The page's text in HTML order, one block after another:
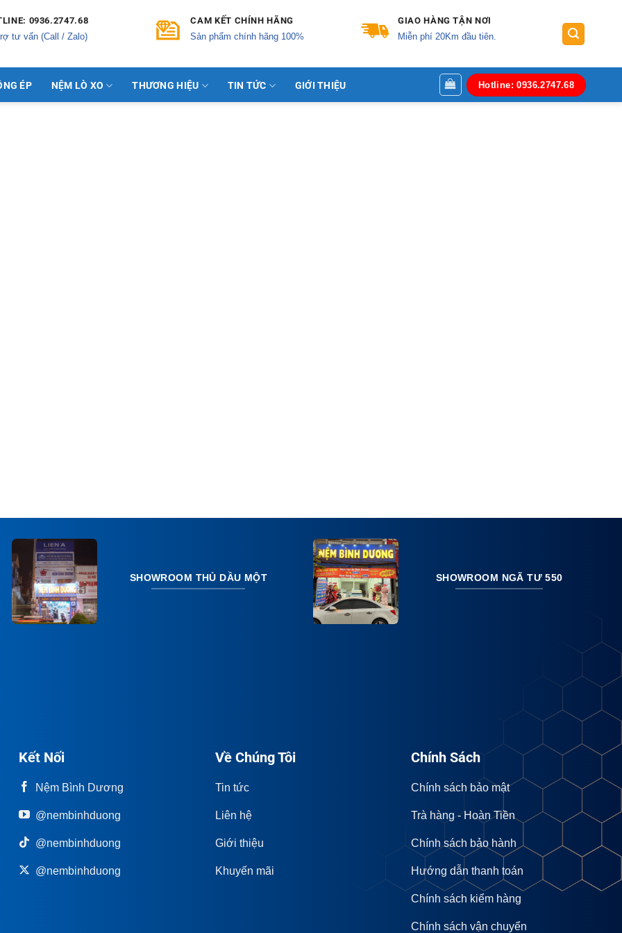
0936.2747.68
tư vấn (Call / Zalo)
CAM KẾT CHÍNH HÃNG
Sản phẩm chính hãng 100%
GIAO HÀNG TẬN NƠI
Miễn phí 20Km đầu tiên.
ÉP NỆM LÒ XO THƯƠNG HIỆU TIN TỨC GIỚI THIỆU Hotline: 0936.2747.68
SHOWROOM THỦ DẦU MỘT SHOWROOM NGÃ TƯ 550
Kết Nối
Nệm Bình Dương
@nembinhduong
@nembinhduong
@nembinhduong
Về Chúng Tôi
Tin tức
Liên hệ
Giới thiệu
Khuyến mãi
Chính Sách
Chính sách bảo mật
Trà hàng - Hoàn Tiền
Chính sách bảo hành
Hướng dẫn thanh toán
Chính sách kiểm hàng
Chính sách vận chuyển